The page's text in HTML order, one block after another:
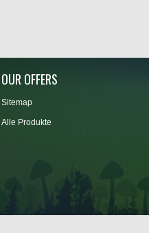
OUR OFFERS
Sitemap
Alle Produkte